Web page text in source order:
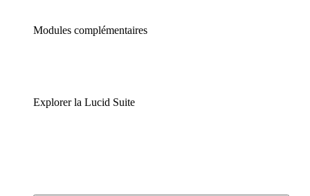
Modules complémentaires
Explorer la Lucid Suite